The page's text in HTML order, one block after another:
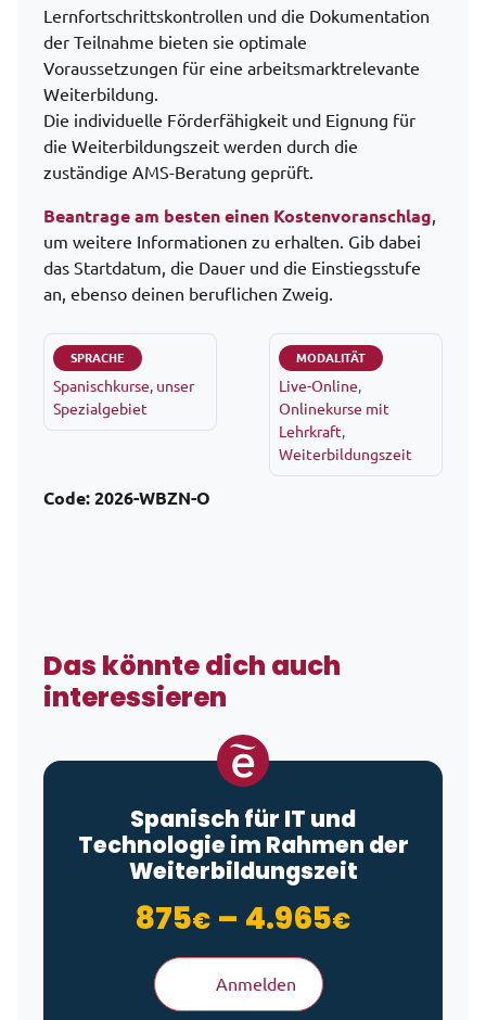
Lernfortschrittskontrollen und die Dokumentation
der Teilnahme bieten sie optimale
Voraussetzungen für eine arbeitsmarktrelevante
Weiterbildung.
Die individuelle Förderfähigkeit und Eignung für
die Weiterbildungszeit werden durch die
zuständige AMS-Beratung geprüft.
Beantrage am besten einen Kostenvoranschlag,
um weitere Informationen zu erhalten. Gib dabei
das Startdatum, die Dauer und die Einstiegsstufe
an, ebenso deinen beruflichen Zweig.
SPRACHE
Spanischkurse, unser
Spezialgebiet
MODALITÄT
Live-Online,
Onlinekurse mit
Lehrkraft,
Weiterbildungszeit
Code: 2026-WBZN-O
Das könnte dich auch
interessieren
Spanisch für IT und
Technologie im Rahmen der
Weiterbildungszeit
875€ – 4.965€
Anmelden